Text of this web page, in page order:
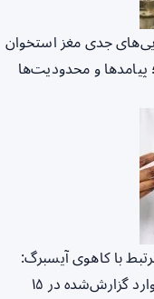
جدی مغز استخوان
و محدودیت‌ها
با کاهوی آیسبرگ:
هشدار CDC درباره موارد گزارش‌شده در ۱۵